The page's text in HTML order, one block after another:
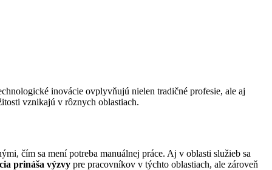
inovácie ovplyvňujú nielen tradičné profesie, ale aj
vznikajú v rôznych oblastiach.
čím sa mení potreba manuálnej práce. Aj v oblasti služieb sa
prináša výzvy pre pracovníkov v týchto oblastiach, ale zároveň